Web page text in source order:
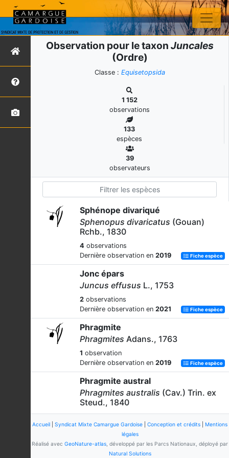
Observation pour le taxon Juncales
(Ordre)
Classe : Equisetopsida
1 152
observations
133
espèces
39
observateurs
Sphénope divariqué
Sphenopus divaricatus (Gouan)
Rchb., 1830
4 observations
Dernière observation en 2019 Fiche espèce
Jonc épars
Juncus effusus L., 1753
2 observations
Dernière observation en 2021 Fiche espèce
Phragmite
Phragmites Adans., 1763
1 observation
Dernière observation en 2019 Fiche espèce
Phragmite austral
Phragmites australis (Cav.) Trin. ex
Steud., 1840
36observations
Dernière observation en2022 Fiche espèce
Ivraie vivace
Lolium perenneL., 1753
Accueil Syndicat Mixte Camargue Gardoise Conception et crédits
Mentions
légales
Réalisé avec GeoNature-atlas , développé par les Parcs Nationaux, déployé par
Natural Solutions